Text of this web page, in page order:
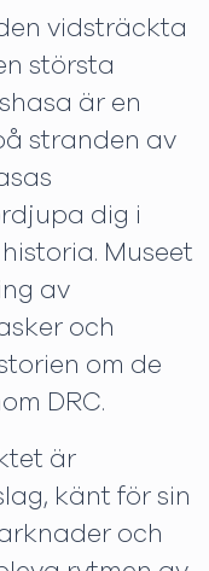
vidsträckta
största
är en
stranden av
dig i
Museet
av
och
om de
DRC.
är
känt för sin
och